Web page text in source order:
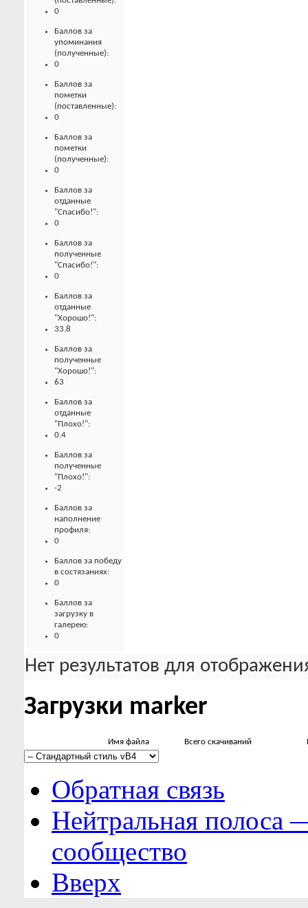
0
Баллов за
упоминания
(полученные):
0
Баллов за
пометки
(поставленные):
0
Баллов за
пометки
(полученные):
0
Баллов за
отданные
"Спасибо!":
0
Баллов за
полученные
"Спасибо!":
0
Баллов за
отданные
"Хорошо!":
33.8
Баллов за
полученные
"Хорошо!":
63
Баллов за
отданные
"Плохо!":
0.4
Баллов за
полученные
"Плохо!":
-2
Баллов за
наполнение
профиля:
0
Баллов за победу
в состязаниях:
0
Баллов за
загрузку в
галерею:
0
Нет результатов для
Загрузки marker
Имя файла Всего скачиваний
Обратная связь
Нейтральная полоса
сообщество
Вверх